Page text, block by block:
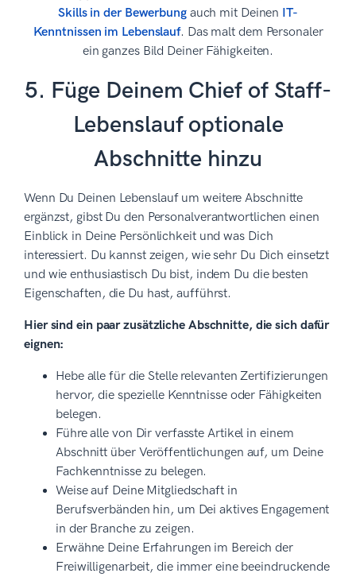
Skills in der Bewerbungauch mit Deinen IT-
Kenntnissen im Lebenslauf. Das malt dem Personaler
ein ganzes Bild Deiner Fähigkeiten.
5. Füge Deinem Chief of Staff-
Lebenslauf optionale
Abschnitte hinzu
Wenn Du Deinen Lebenslauf um weitere Abschnitte
ergänzst, gibst Du den Personalverantwortlichen einen
Einblick in Deine Persönlichkeit und was Dich
interessiert. Du kannst zeigen, wie sehr Du Dich einsetzt
und wie enthusiastisch Du bist, indem Du die besten
Eigenschaften, die Du hast, aufführst.
Hier sind ein paar zusätzliche Abschnitte, die sich dafür
eignen:
Hebe alle für die Stelle relevanten Zertifizierungen
hervor, die spezielle Kenntnisse oder Fähigkeiten
belegen.
Führe alle von Dir verfasste Artikel in einem
Abschnitt über Veröffentlichungen auf, um Deine
Fachkenntnisse zu belegen.
Weise auf Deine Mitgliedschaft in
Berufsverbänden hin, um Dei aktives Engagement
in der Branche zu zeigen.
Erwähne Deine Erfahrungen im Bereich der
Freiwilligenarbeit, die immer eine beeindruckende